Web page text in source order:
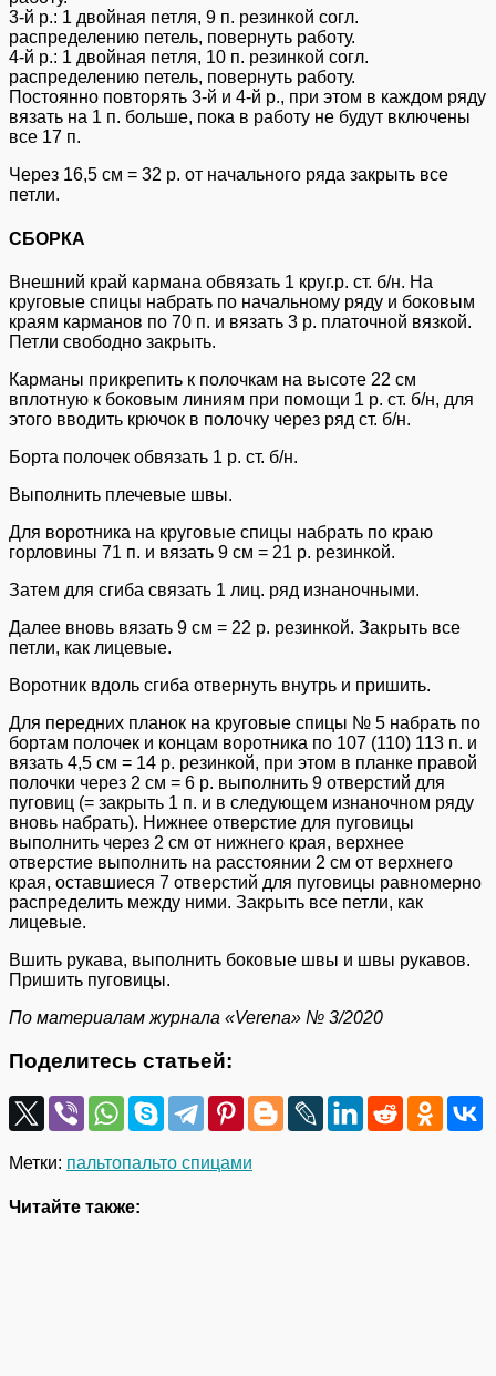
3-й р.: 1 двойная петля, 9 п. резинкой согл.
распределению петель, повернуть работу.
4-й р.: 1 двойная петля, 10 п. резинкой согл.
распределению петель, повернуть работу.
Постоянно повторять 3-й и 4-й р., при этом в каждом ряду
вязать на 1 п. больше, пока в работу не будут включены
все 17 п.
Через 16,5 см = 32 р. от начального ряда закрыть все
петли.
СБОРКА
Внешний край кармана обвязать 1 круг.р. ст. б/н. На
круговые спицы набрать по начальному ряду и боковым
краям карманов по 70 п. и вязать 3 р. платочной вязкой.
Петли свободно закрыть.
Карманы прикрепить к полочкам на высоте 22 см
вплотную к боковым линиям при помощи 1 р. ст. б/н, для
этого вводить крючок в полочку через ряд ст. б/н.
Борта полочек обвязать 1 р. ст. б/н.
Выполнить плечевые швы.
Для воротника на круговые спицы набрать по краю
горловины 71 п. и вязать 9 см = 21 р. резинкой.
Затем для сгиба связать 1 лиц. ряд изнаночными.
Далее вновь вязать 9 см = 22 р. резинкой. Закрыть все
петли, как лицевые.
Воротник вдоль сгиба отвернуть внутрь и пришить.
Для передних планок на круговые спицы № 5 набрать по
бортам полочек и концам воротника по 107 (110) 113 п. и
вязать 4,5 см = 14 р. резинкой, при этом в планке правой
полочки через 2 см = 6 р. выполнить 9 отверстий для
пуговиц (= закрыть 1 п. и в следующем изнаночном ряду
вновь набрать). Нижнее отверстие для пуговицы
выполнить через 2 см от нижнего края, верхнее
отверстие выполнить на расстоянии 2 см от верхнего
края, оставшиеся 7 отверстий для пуговицы равномерно
распределить между ними. Закрыть все петли, как
лицевые.
Вшить рукава, выполнить боковые швы и швы рукавов.
Пришить пуговицы.
По материалам журнала «Verena» № 3/2020
Поделитесь статьей:
Метки: пальтопальто спицами
Читайте также: